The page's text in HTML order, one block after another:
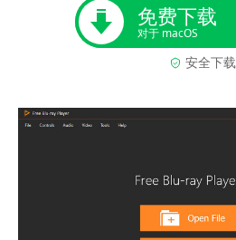
免费下载
对于 macOS
安全下载